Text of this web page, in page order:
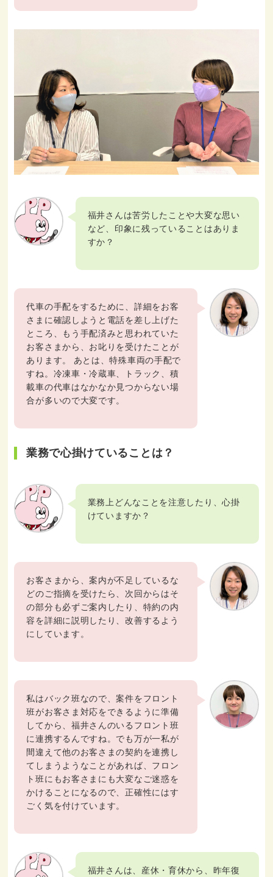
福井さんは苦労したことや大変な思い
など、印象に残っていることはありま
すか？
代車の手配をするために、詳細をお客
さまに確認しようと電話を差し上げた
ところ、もう手配済みと思われていた
お客さまから、お叱りを受けたことが
あります。 あとは、特殊車両の手配で
すね。冷凍車・冷蔵車、トラック、積
載車の代車はなかなか見つからない場
合が多いので大変です。
業務で心掛けていることは？
業務上どんなことを注意したり、心掛
けていますか？
お客さまから、案内が不足しているな
どのご指摘を受けたら、次回からはそ
の部分も必ずご案内したり、特約の内
容を詳細に説明したり、改善するよう
にしています。
私はバック班なので、案件をフロント
班がお客さま対応をできるように準備
してから、福井さんのいるフロント班
に連携するんですね。でも万が一私が
間違えて他のお客さまの契約を連携し
てしまうようなことがあれば、フロン
ト班にもお客さまにも大変なご迷惑を
かけることになるので、正確性にはす
ごく気を付けています。
福井さんは、産休・育休から、昨年復